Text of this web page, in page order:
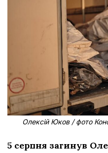
Олексій Юков / фото
5 серпня загинув